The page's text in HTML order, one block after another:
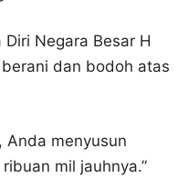
Negara Besar H
dan bodoh atas
Anda menyusun
mil jauhnya.”